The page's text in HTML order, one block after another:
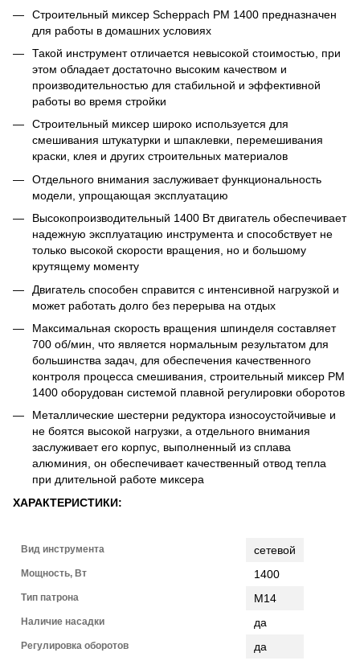
Строительный миксер Scheppach PM 1400 предназначен
для работы в домашних условиях
Такой инструмент отличается невысокой стоимостью, при
этом обладает достаточно высоким качеством и
производительностью для стабильной и эффективной
работы во время стройки
Строительный миксер широко используется для
смешивания штукатурки и шпаклевки, перемешивания
краски, клея и других строительных материалов
Отдельного внимания заслуживает функциональность
модели, упрощающая эксплуатацию
Высокопроизводительный 1400 Вт двигатель обеспечивает
надежную эксплуатацию инструмента и способствует не
только высокой скорости вращения, но и большому
крутящему моменту
Двигатель способен справится с интенсивной нагрузкой и
может работать долго без перерыва на отдых
Максимальная скорость вращения шпинделя составляет
700 об/мин, что является нормальным результатом для
большинства задач, для обеспечения качественного
контроля процесса смешивания, строительный миксер PM
1400 оборудован системой плавной регулировки оборотов
Металлические шестерни редуктора износоустойчивые и
не боятся высокой нагрузки, а отдельного внимания
заслуживает его корпус, выполненный из сплава
алюминия, он обеспечивает качественный отвод тепла
при длительной работе миксера
ХАРАКТЕРИСТИКИ:
Вид инструмента сетевой
Мощность, Вт 1400
Тип патрона М14
Наличие насадки да
Регулировка оборотов да